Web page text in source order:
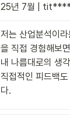
25년 7월 |
저는 산업분석이
을 직접 경험해보
내 나름대로의 생
직접적인 피드백
다.